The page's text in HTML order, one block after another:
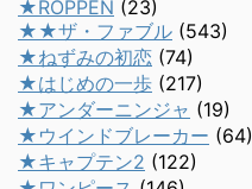
★ROPPEN (23)
★★ザ・ファブル (543)
★ねずみの初恋 (74)
★はじめの一歩 (217)
★アンダーニンジャ (19)
★ウインドブレーカー (64)
★キャプテン2 (122)